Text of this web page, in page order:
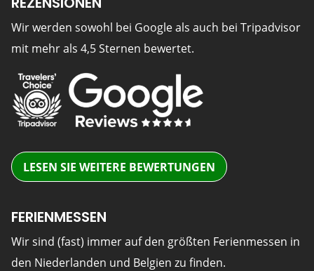
Wir werden sowohl bei Google als auch bei Tripadvisor
mit mehr als 4,5 Sternen bewertet.
LESEN SIE WEITERE BEWERTUNGEN
FERIENMESSEN
Wir sind (fast) immer auf den größten Ferienmessen in
den Niederlanden und Belgien zu finden.